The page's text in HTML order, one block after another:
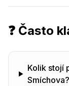
❓ Často
Kolik stojí
Smíchova?